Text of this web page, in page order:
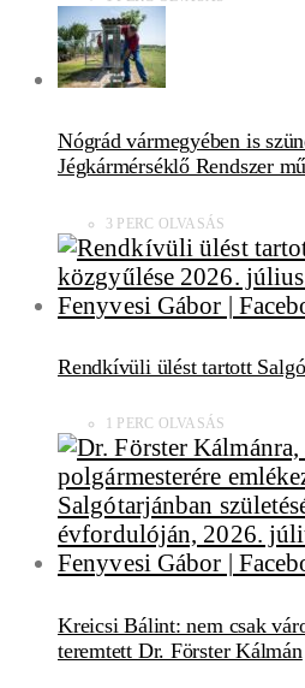
Nógrád vármegyében is
Jégkármérséklő Rendszer
3 PERC OLVASÁS
Rendkívüli ülést tartott
1 PERC OLVASÁS
Kreicsi Bálint: nem csak
teremtett Dr. Förster Kálmán